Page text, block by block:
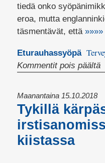
tiedä onko
eroa, mutta
täsmentävät, että»»»»
Eturauhassyöpä
Kommentit pois päältä
Maanantaina 15.10.2018
Tykillä
kiistassa